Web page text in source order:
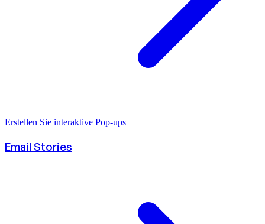
Erstellen Sie interaktive Pop-ups
Email Stories